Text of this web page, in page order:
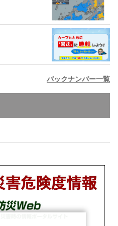
バックナンバー一覧